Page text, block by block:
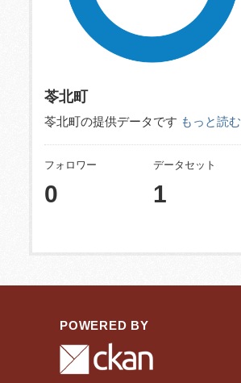
苓北町
苓北町の提供データです もっと読む
フォロワー
0
データセット
1
POWERED BY